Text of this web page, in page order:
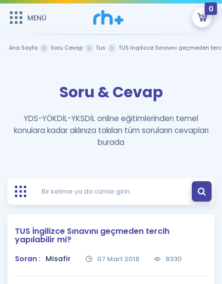
MENÜ
0
Şifremi Hatırlamıyorum
GİRİŞ YAP
Remzi Hoca ile seni sınava hazırlayacak onlarca eğitim seni
bekliyor!
MENÜ
Çalışma Paketleri
Kitaplar ve Kaynaklar
Ücretsiz Kaynaklar
Puan Hesaplama
Rehberlik Aracı
ÖSYM Sınav Takvimi
Blog
İngilizce Gramer
Hakkımızda
Ana Sayfa Soru Cevap Tus TUS İngilizce Sınavını geçmeden
Soru & Cevap
YDS-YÖKDİL-YKSDİL online eğitimlerinden temel
konulara kadar aklınıza takılan tüm soruların cevapları
burada
TUS İngilizce Sınavını geçmeden tercih
yapılabilir mi?
Soran : Misafir 07 Mart 2018 8330